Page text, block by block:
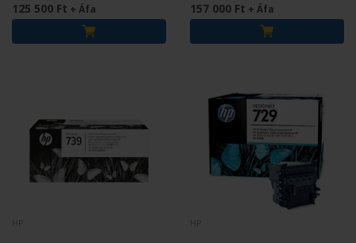
125 500 Ft + Áfa 157 000 Ft + Áfa